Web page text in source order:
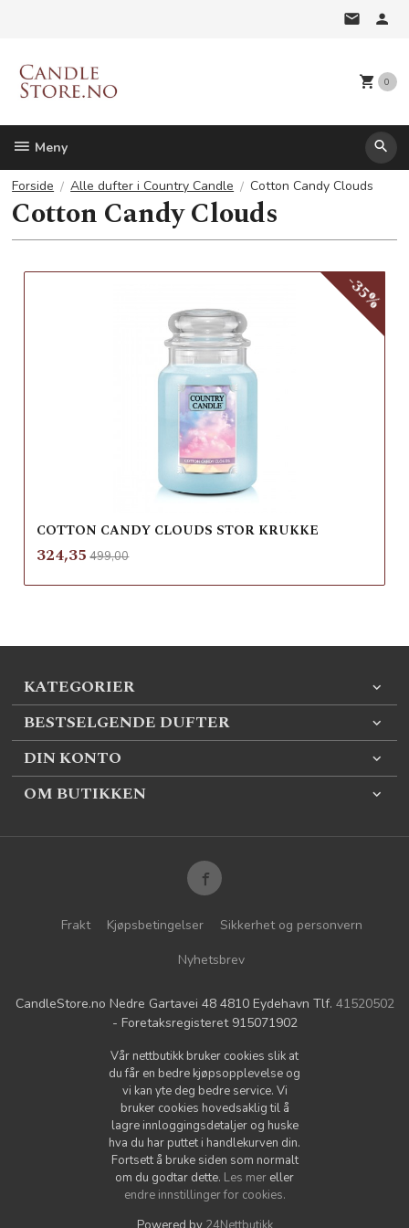
0
Meny
Forside Alle dufter i Country Candle Cotton Candy Clouds
Cotton Candy Clouds
COTTON CANDY CLOUDS STOR KRUKKE
Tilbud
324,35 499,00
-35%
KATEGORIER
BESTSELGENDE DUFTER
DIN KONTO
OM BUTIKKEN
Frakt Kjøpsbetingelser
Sikkerhet og personvern
Nyhetsbrev
CandleStore.no Nedre Gartavei 48 4810 Eydehavn Tlf. 41520502
- Foretaksregisteret 915071902
Vår nettbutikk bruker cookies slik at
du får en bedre kjøpsopplevelse og
vi kan yte deg bedre service. Vi
bruker cookies hovedsaklig til å
lagre innloggingsdetaljer og huske
hva du har puttet i handlekurven din.
Fortsett å bruke siden som normalt
om du godtar dette. Les mer eller
endre innstillinger for cookies.